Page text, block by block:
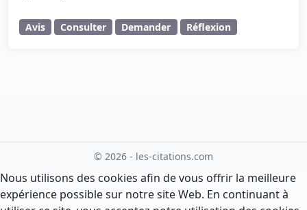
Avis Consulter Demander Réflexion
© 2026 - les-citations.com
Nous utilisons des cookies afin de vous offrir la meilleure
expérience possible sur notre site Web. En continuant à